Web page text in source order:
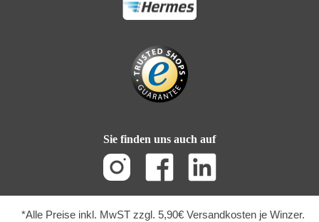
Sie finden uns auch auf
*Alle Preise inkl. MwST zzgl. 5,90€ Versandkosten je Winzer.